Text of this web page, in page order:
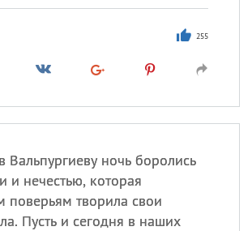
255
Вальпургиеву ночь боролись
и нечестью, которая
поверьям творила свои
Пусть и сегодня в наших